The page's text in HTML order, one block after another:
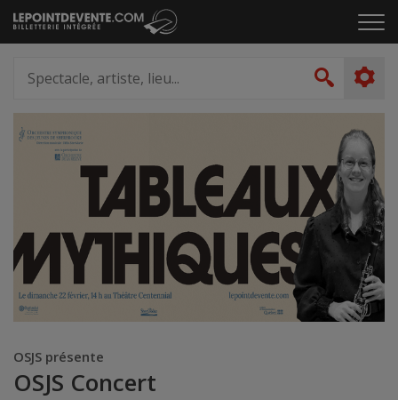
Passer
au
le
artiste,
lieu...
OSJS présente
OSJS Concert